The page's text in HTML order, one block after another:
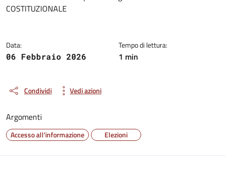
COSTITUZIONALE
Data:
06 Febbraio 2026
Tempo di lettura:
1 min
Condividi Vedi azioni
Argomenti
Accesso all'informazione Elezioni